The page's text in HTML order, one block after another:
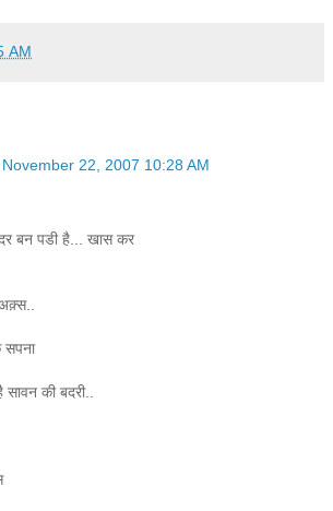
AM
November 22, 2007 10:28 AM
बन पडी है... खास कर
सपना
की बदरी..